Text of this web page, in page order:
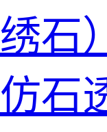
仿石